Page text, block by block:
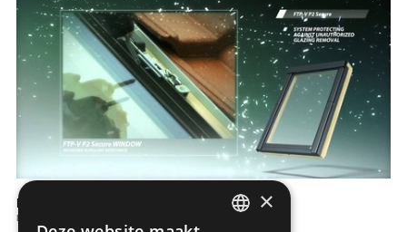
FAKRO roof windows ahead of their time
Dakwerken
×